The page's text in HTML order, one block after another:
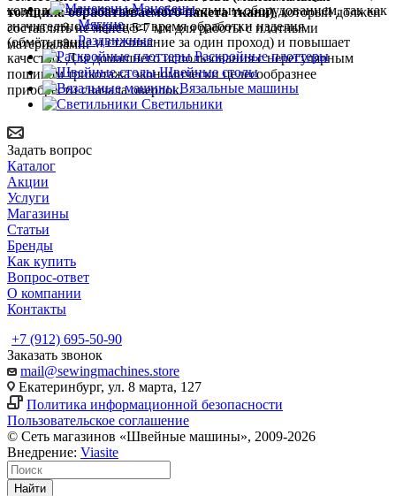
толщина обрабатываемого пакета ткани), который должен
составлять не менее 5-7 мм для работы с плотными
материалами.
коверлок часто является обязательным оборудованием, так как
значительно сокращает время обработки изделия
(обмётывание и стачивание за один проход) и повышает
качество. Для домашнего использования с нерегулярным
пошивом трикотажа экономически целесообразнее
приобрести сначала оверлок.
Манекены
Мягкие
Раздвижные
Раскройные плоттеры
Швейные столы
Вязальные машины
Светильники
Задать вопрос
Каталог
Акции
Услуги
Магазины
Статьи
Бренды
Как купить
Вопрос-ответ
О компании
Контакты
+7 (912) 695-50-90
Заказать звонок
mail@sewingmachines.store
Екатеринбург, ул. 8 марта, 127
Политика информационной безопасности
Пользовательское соглашение
© Сеть магазинов «Швейные машины», 2009-2026
Внедрение: Viasite
Найти